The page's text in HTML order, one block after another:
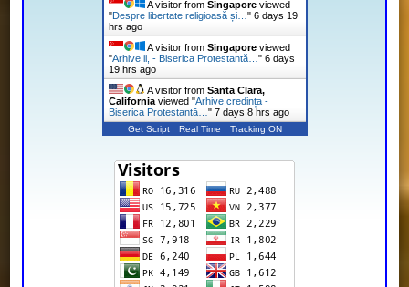
A visitor from Singaporeviewed
"Despre libertate religioasă și… " 6 days 19
hrs ago
A visitor from Singaporeviewed
"Arhive ii, - Biserica Protestantă… " 6 days
19 hrs ago
A visitor from Santa Clara,
Californiaviewed "Arhive credința -
Biserica Protestantă… " 7 days 8 hrs ago
Get Script Real Time Tracking ON